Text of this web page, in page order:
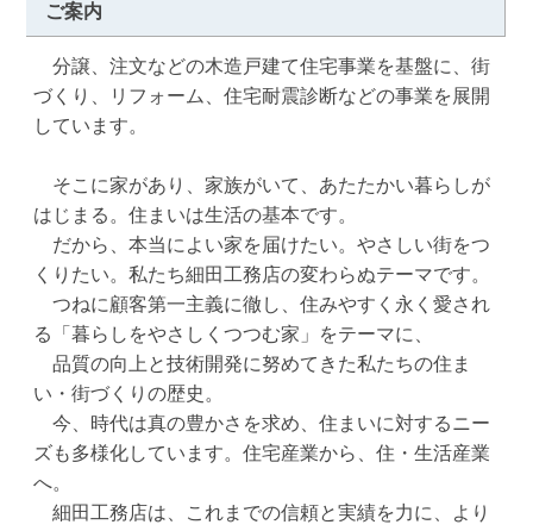
ご案内
分譲、注文などの木造戸建て住宅事業を基盤に、街
づくり、リフォーム、住宅耐震診断などの事業を展開
しています。
そこに家があり、家族がいて、あたたかい暮らしが
はじまる。住まいは生活の基本です。
だから、本当によい家を届けたい。やさしい街をつ
くりたい。私たち細田工務店の変わらぬテーマです。
つねに顧客第一主義に徹し、住みやすく永く愛され
る「暮らしをやさしくつつむ家」をテーマに、
品質の向上と技術開発に努めてきた私たちの住ま
い・街づくりの歴史。
今、時代は真の豊かさを求め、住まいに対するニー
ズも多様化しています。住宅産業から、住・生活産業
へ。
細田工務店は、これまでの信頼と実績を力に、より